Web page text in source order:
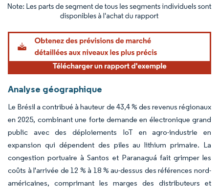
Image © Mordor Intelligence. La réutilisation nécessite une attribution sous CC BY
Analyse géographique
Le Brésil a contribué à hauteur de 43,4 % des revenus régionaux
en 2025, combinant une forte demande en électronique grand
public avec des déploiements IoT en agro-industrie en
expansion qui dépendent des piles au lithium primaire. La
congestion portuaire à Santos et Paranaguá fait grimper les
coûts à l'arrivée de 12 % à 18 % au-dessus des références nord-
américaines, comprimant les marges des distributeurs et